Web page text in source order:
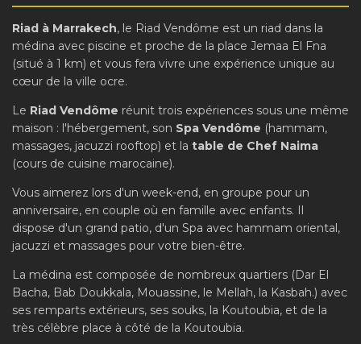
Riad à Marrakech, le Riad Vendôme est un riad dans la
médina avec piscine et proche de la place Jemaa El Fna
(situé à 1 km) et vous fera vivre une expérience unique au
cœur de la ville ocre.
Le Riad Vendôme réunit trois expériences sous une même
maison : l'hébergement, son Spa Vendôme (hammam,
massages, jacuzzi rooftop) et la table de Chef Naima
(cours de cuisine marocaine).
Vous aimerez lors d'un week-end, en groupe pour un
anniversaire, en couple où en famille avec enfants. Il
dispose d'un grand patio, d'un Spa avec hammam oriental,
jacuzzi et massages pour votre bien-être.
La médina est composée de nombreux quartiers (Dar El
Bacha, Bab Doukkala, Mouassine, le Mellah, la Kasbah.) avec
ses remparts extérieurs, ses souks, la Koutoubia, et de la
très célèbre place à côté de la Koutoubia.